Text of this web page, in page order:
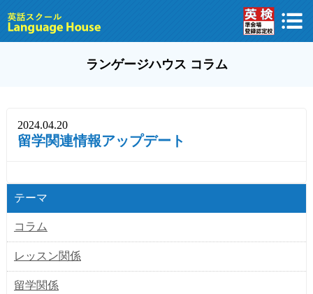
ランゲージハウス コラム
2024.04.20
留学関連情報アップデート
テーマ
コラム
レッスン関係
留学関係